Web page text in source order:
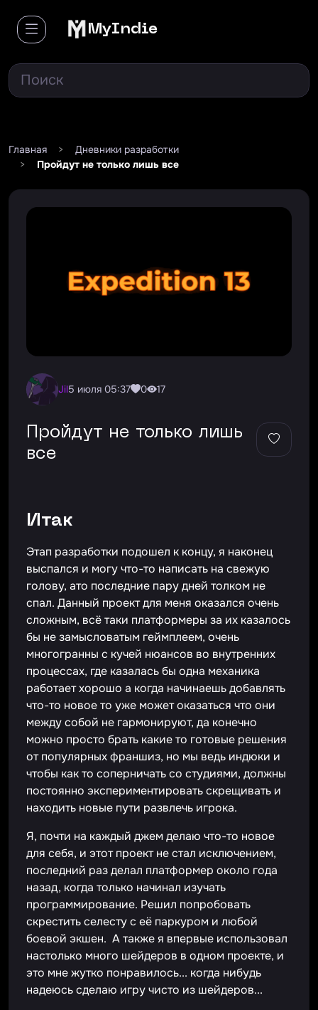
MyIndie
Главная >
Дневники разработки
>
Пройдут не только лишь все
Jil5 июля 05:37 0 17
Пройдут не только лишь
все
Итак
Этап разработки подошел к концу, я наконец
выспался и могу что-то написать на свежую
голову, ато последние пару дней толком не
спал. Данный проект для меня оказался очень
сложным, всё таки платформеры за их казалось
бы не замысловатым геймплеем, очень
многогранны с кучей нюансов во внутренних
процессах, где казалась бы одна механика
работает хорошо а когда начинаешь добавлять
что-то новое то уже может оказаться что они
между собой не гармонируют, да конечно
можно просто брать какие то готовые решения
от популярных франшиз, но мы ведь индюки и
чтобы как то соперничать со студиями, должны
постоянно экспериментировать скрещивать и
находить новые пути развлечь игрока.
Я, почти на каждый джем делаю что-то новое
для себя, и этот проект не стал исключением,
последний раз делал платформер около года
назад, когда только начинал изучать
программирование. Решил попробовать
скрестить селесту с её паркуром и любой
боевой экшен. А также я впервые использовал
настолько много шейдеров в одном проекте, и
это мне жутко понравилось... когда нибудь
надеюсь сделаю игру чисто из шейдеров...